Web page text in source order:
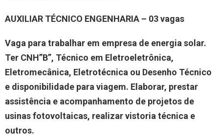
AUXILIAR TÉCNICO ENGENHARIA – 03 vagas
Vaga para trabalhar em empresa de energia solar.
Ter CNH”B”, Técnico em Eletroeletrônica,
Eletromecânica, Eletrotécnica ou Desenho Técnico
e disponibilidade para viagem. Elaborar, prestar
assistência e acompanhamento de projetos de
usinas fotovoltaicas, realizar vistoria técnica e
outros.